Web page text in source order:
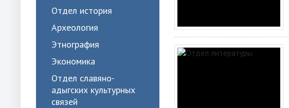
Отдел история
Археология
Этнография
Экономика
Отдел славяно-
адыгских культурных
связей